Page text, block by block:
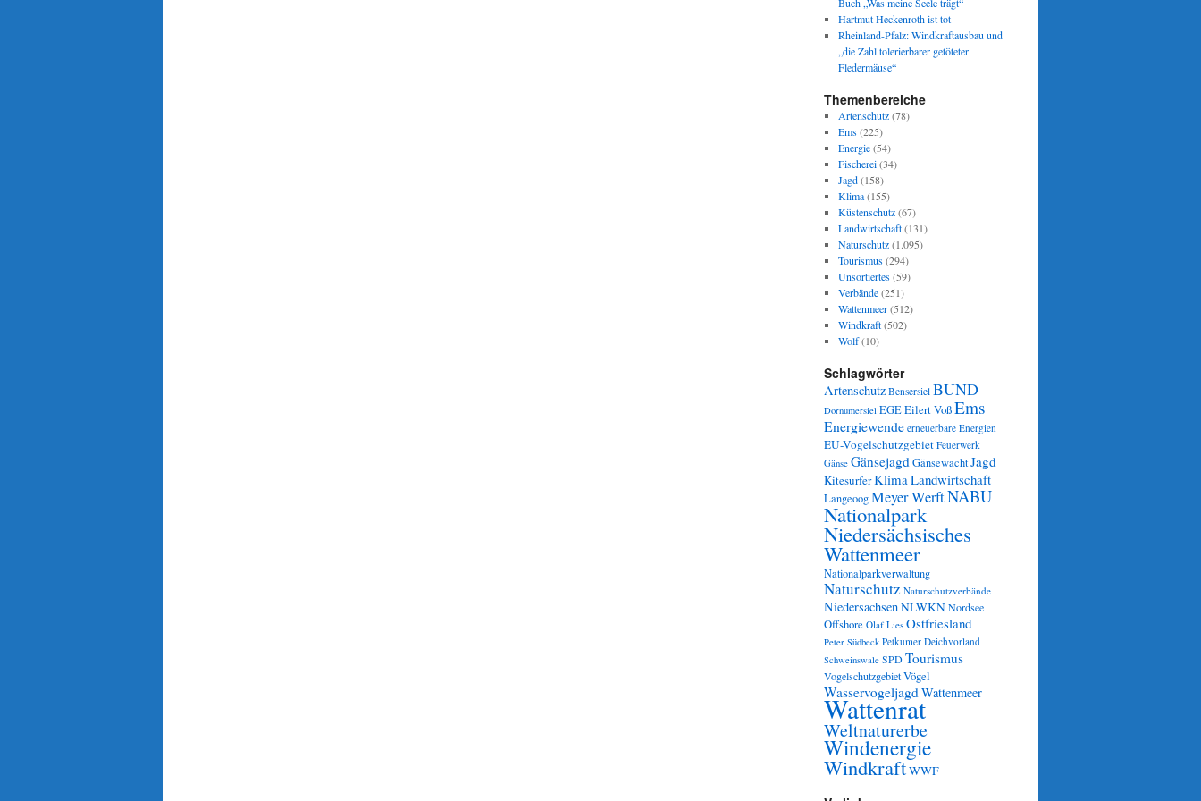
Hartmut Heckenroth ist tot
Rheinland-Pfalz: Windkraftausbau und
„die Zahl tolerierbarer getöteter
Fledermäuse“
Themenbereiche
Artenschutz(78)
Ems(225)
Energie(54)
Fischerei(34)
Jagd(158)
Klima(155)
Küstenschutz(67)
Landwirtschaft(131)
Naturschutz(1.095)
Tourismus(294)
Unsortiertes(59)
Verbände(251)
Wattenmeer(512)
Windkraft(502)
Wolf(10)
Schlagwörter
Artenschutz Bensersiel BUND
Dornumersiel EGEEilert VoßEms
Energiewende erneuerbare Energien
EU-Vogelschutzgebiet Feuerwerk
Gänse GänsejagdGänsewachtJagd
KitesurferKlimaLandwirtschaft
LangeoogMeyer WerftNABU
Nationalpark
Niedersächsisches
Wattenmeer
Nationalparkverwaltung
Naturschutz Naturschutzverbände
NiedersachsenNLWKNNordsee
Offshore Olaf Lies Ostfriesland
Peter Südbeck Petkumer Deichvorland
Schweinswale SPDTourismus
VogelschutzgebietVögel
WasservogeljagdWattenmeer
Wattenrat
Weltnaturerbe
Windenergie
WindkraftWWF